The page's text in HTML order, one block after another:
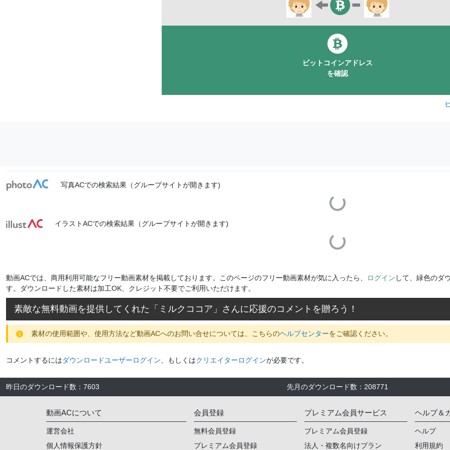
ビットコインアドレス
を確認
写真ACでの検索結果（グループサイトが開きます)
Loading...
イラストACでの検索結果（グループサイトが開きます)
Loading...
動画ACでは、商用利用可能なフリー動画素材を掲載しております。このページのフリー動画素材が気に入ったら、 ログイン して、緑色のダ
す。ダウンロードした素材は加工OK、クレジット不要でご利用いただけます。
素敵な無料動画を提供してくれた「 ミルクココア 」さんに応援のコメントを贈ろう！
素材の使用範囲や、使用方法など動画ACへのお問い合せについては、こちらのヘルプセンターをご確認ください。
コメントするにはダウンロードユーザーログイン 、もしくはクリエイターログインが必要です。
昨日のダウンロード数 ： 7603 先月のダウンロード数 ： 208771
動画ACについて
運営会社
個人情報保護方針
会員登録
無料会員登録
プレミアム会員登録
プレミアム会員サービス
プレミアム会員登録
法人・複数名向けプラン
ヘルプ＆
ヘルプ
利用規約